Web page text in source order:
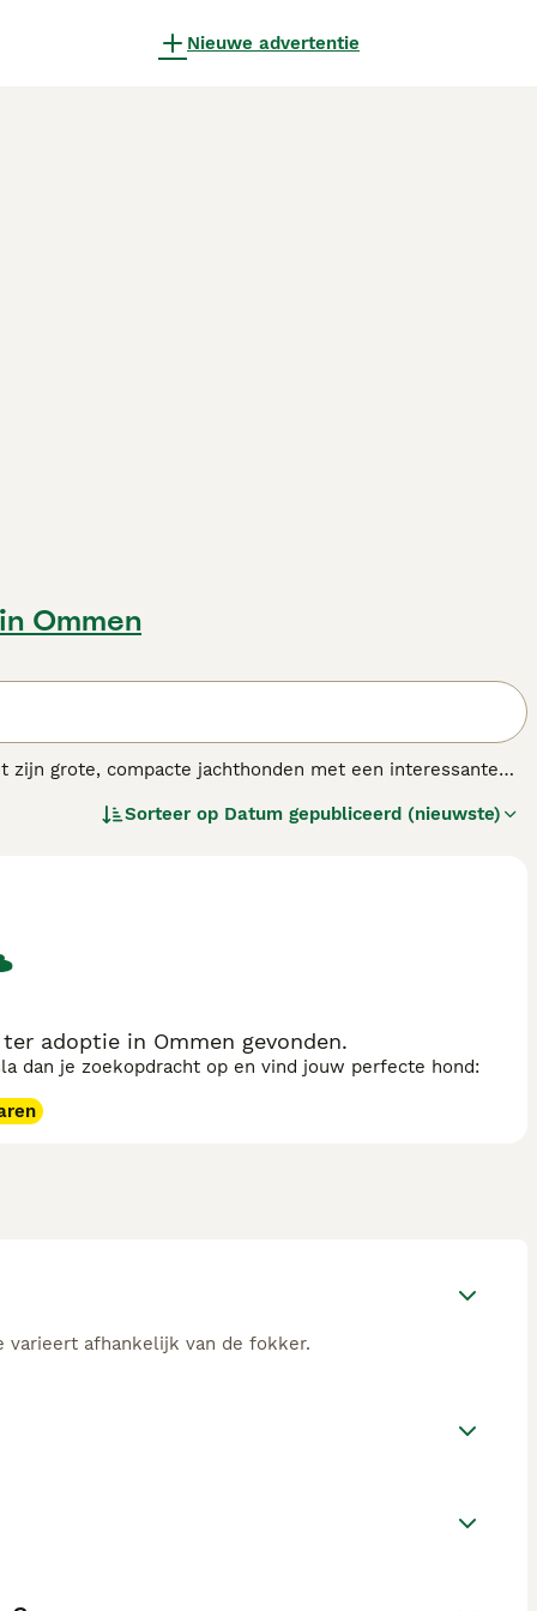
Nieuwe advertentie
in Ommen
zijn grote, compacte jachthonden met een interessante
de honden nooit voor langere tijd alleen zijn.
Sorteer op Datum gepubliceerd (nieuwste)
adoptie in Ommen gevonden.
dan je zoekopdracht op en vind jouw perfecte hond:
varieert afhankelijk van de fokker.